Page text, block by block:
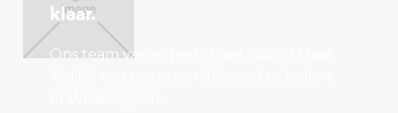
klaar.
Ons team van experts staat voor u klaar.